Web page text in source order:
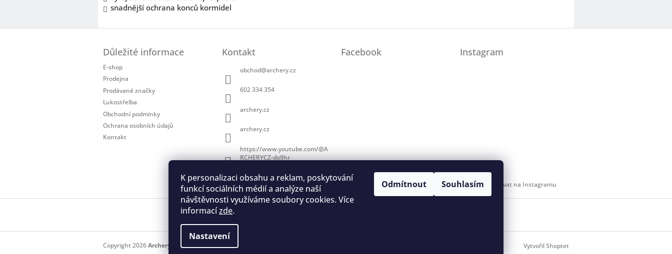
K personalizaci obsahu a reklam, poskytování
funkcí sociálních médií a analýze naší
návštěvnosti využíváme soubory cookies. Více
informacízde.
Nastavení
Odmítnout Souhlasím
snadnější ochrana konců kormidel
Důležité informace
E-shop
Prodejna
Prodávané značky
Lukostřelba
Obchodní podmínky
Ochrana osobních údajů
Kontakt
Kontakt
obchod@archery.cz
602 334 354
archery.cz
archery.cz
https://www.youtube.com/@A
RCHERYCZ-do9hr
Facebook Instagram
Sledovat na Instagramu
Registrace na lukostřelbu
Vytvořil Shoptet
Copyright 2026Archery.cz . Všechna práva vyhrazena.